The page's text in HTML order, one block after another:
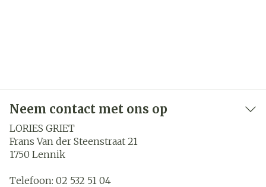
Neem contact met ons op
LORIES GRIET
Frans Van der Steenstraat 21
1750 Lennik
Telefoon: 02 532 51 04